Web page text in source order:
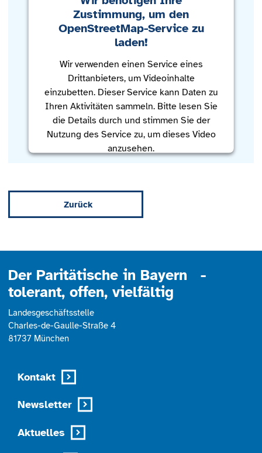
Zustimmung, um den
OpenStreetMap-Service zu
laden!
Wir verwenden einen Service eines
Drittanbieters, um Videoinhalte
einzubetten. Dieser Service kann Daten zu
Ihren Aktivitäten sammeln. Bitte lesen Sie
die Details durch und stimmen Sie der
Nutzung des Service zu, um dieses Video
anzusehen.
Management Platform
Zurück
Der Paritätische in Bayern -
tolerant, offen, vielfältig
Landesgeschäftsstelle
Charles-de-Gaulle-Straße 4
81737 München
Kontakt
Newsletter
Aktuelles